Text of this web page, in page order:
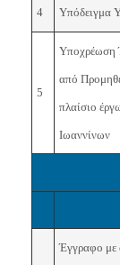
4 Υπόδειγμα
5
Υποχρέωση
από
πλαίσιο
Ιωαννίνων
Έγγραφο με